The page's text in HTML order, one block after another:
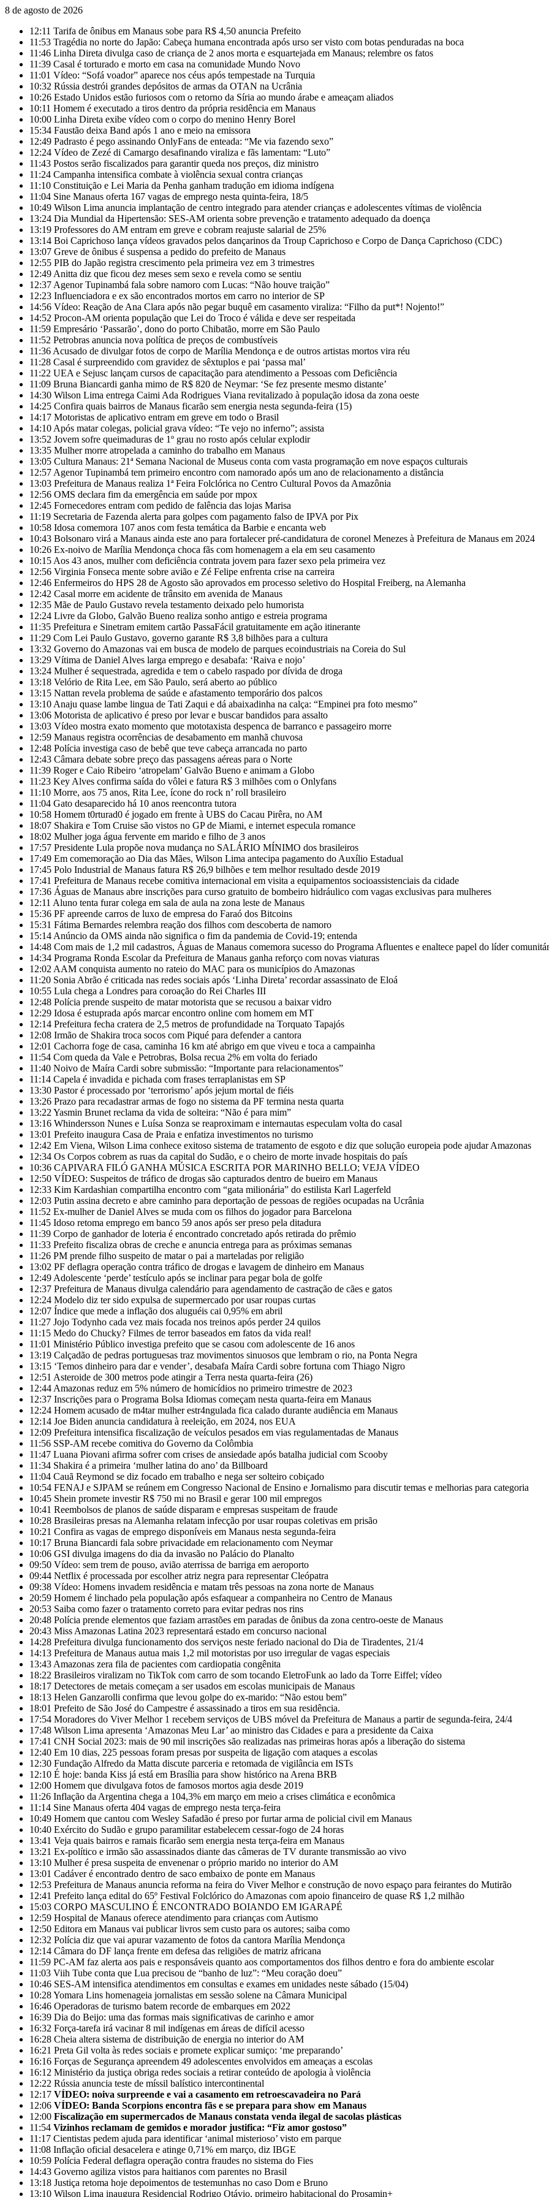
8 de agosto de 2026
12:11 Tarifa de ônibus em Manaus sobe para R$ 4,50 anuncia Prefeito
11:53 Tragédia no norte do Japão: Cabeça humana encontrada após urso ser visto com botas penduradas na boca
11:46 Linha Direta divulga caso de criança de 2 anos morta e esquartejada em Manaus; relembre os fatos
11:39 Casal é torturado e morto em casa na comunidade Mundo Novo
11:01 Vídeo: “Sofá voador” aparece nos céus após tempestade na Turquia
10:32 Rússia destrói grandes depósitos de armas da OTAN na Ucrânia
10:26 Estado Unidos estão furiosos com o retorno da Síria ao mundo árabe e ameaçam aliados
10:11 Homem é executado a tiros dentro da própria residência em Manaus
10:00 Linha Direta exibe vídeo com o corpo do menino Henry Borel
15:34 Faustão deixa Band após 1 ano e meio na emissora
12:49 Padrasto é pego assinando OnlyFans de enteada: “Me via fazendo sexo”
12:24 Vídeo de Zezé di Camargo desafinando viraliza e fãs lamentam: “Luto”
11:43 Postos serão fiscalizados para garantir queda nos preços, diz ministro
11:24 Campanha intensifica combate à violência sexual contra crianças
11:10 Constituição e Lei Maria da Penha ganham tradução em idioma indígena
11:04 Sine Manaus oferta 167 vagas de emprego nesta quinta-feira, 18/5
10:49 Wilson Lima anuncia implantação de centro integrado para atender crianças e adolescentes vítimas de violência
13:24 Dia Mundial da Hipertensão: SES-AM orienta sobre prevenção e tratamento adequado da doença
13:19 Professores do AM entram em greve e cobram reajuste salarial de 25%
13:14 Boi Caprichoso lança vídeos gravados pelos dançarinos da Troup Caprichoso e Corpo de Dança Caprichoso (CDC)
13:07 Greve de ônibus é suspensa a pedido do prefeito de Manaus
12:55 PIB do Japão registra crescimento pela primeira vez em 3 trimestres
12:49 Anitta diz que ficou dez meses sem sexo e revela como se sentiu
12:37 Agenor Tupinambá fala sobre namoro com Lucas: “Não houve traição”
12:23 Influenciadora e ex são encontrados mortos em carro no interior de SP
14:56 Vídeo: Reação de Ana Clara após não pegar buquê em casamento viraliza: “Filho da put*! Nojento!”
14:52 Procon-AM orienta população que Lei do Troco é válida e deve ser respeitada
11:59 Empresário ‘Passarão’, dono do porto Chibatão, morre em São Paulo
11:52 Petrobras anuncia nova política de preços de combustíveis
11:36 Acusado de divulgar fotos de corpo de Marília Mendonça e de outros artistas mortos vira réu
11:28 Casal é surpreendido com gravidez de sêxtuplos e pai ‘passa mal’
11:22 UEA e Sejusc lançam cursos de capacitação para atendimento a Pessoas com Deficiência
11:09 Bruna Biancardi ganha mimo de R$ 820 de Neymar: ‘Se fez presente mesmo distante’
14:30 Wilson Lima entrega Caimi Ada Rodrigues Viana revitalizado à população idosa da zona oeste
14:25 Confira quais bairros de Manaus ficarão sem energia nesta segunda-feira (15)
14:17 Motoristas de aplicativo entram em greve em todo o Brasil
14:10 Após matar colegas, policial grava vídeo: “Te vejo no inferno”; assista
13:52 Jovem sofre queimaduras de 1º grau no rosto após celular explodir
13:35 Mulher morre atropelada a caminho do trabalho em Manaus
13:05 Cultura Manaus: 21ª Semana Nacional de Museus conta com vasta programação em nove espaços culturais
12:57 Agenor Tupinambá tem primeiro encontro com namorado após um ano de relacionamento a distância
13:03 Prefeitura de Manaus realiza 1ª Feira Folclórica no Centro Cultural Povos da Amazônia
12:56 OMS declara fim da emergência em saúde por mpox
12:45 Fornecedores entram com pedido de falência das lojas Marisa
11:19 Secretaria de Fazenda alerta para golpes com pagamento falso de IPVA por Pix
10:58 Idosa comemora 107 anos com festa temática da Barbie e encanta web
10:43 Bolsonaro virá a Manaus ainda este ano para fortalecer pré-candidatura de coronel Menezes à Prefeitura de Manaus em 2024
10:26 Ex-noivo de Marília Mendonça choca fãs com homenagem a ela em seu casamento
10:15 Aos 43 anos, mulher com deficiência contrata jovem para fazer sexo pela primeira vez
12:56 Virginia Fonseca mente sobre avião e Zé Felipe enfrenta crise na carreira
12:46 Enfermeiros do HPS 28 de Agosto são aprovados em processo seletivo do Hospital Freiberg, na Alemanha
12:42 Casal morre em acidente de trânsito em avenida de Manaus
12:35 Mãe de Paulo Gustavo revela testamento deixado pelo humorista
12:24 Livre da Globo, Galvão Bueno realiza sonho antigo e estreia programa
11:35 Prefeitura e Sinetram emitem cartão PassaFácil gratuitamente em ação itinerante
11:29 Com Lei Paulo Gustavo, governo garante R$ 3,8 bilhões para a cultura
13:32 Governo do Amazonas vai em busca de modelo de parques ecoindustriais na Coreia do Sul
13:29 Vítima de Daniel Alves larga emprego e desabafa: ‘Raiva e nojo’
13:24 Mulher é sequestrada, agredida e tem o cabelo raspado por dívida de droga
13:18 Velório de Rita Lee, em São Paulo, será aberto ao público
13:15 Nattan revela problema de saúde e afastamento temporário dos palcos
13:10 Anaju quase lambe lingua de Tati Zaqui e dá abaixadinha na calça: “Empinei pra foto mesmo”
13:06 Motorista de aplicativo é preso por levar e buscar bandidos para assalto
13:03 Vídeo mostra exato momento que mototaxista despenca de barranco e passageiro morre
12:59 Manaus registra ocorrências de desabamento em manhã chuvosa
12:48 Polícia investiga caso de bebê que teve cabeça arrancada no parto
12:43 Câmara debate sobre preço das passagens aéreas para o Norte
11:39 Roger e Caio Ribeiro ‘atropelam’ Galvão Bueno e animam a Globo
11:23 Key Alves confirma saída do vôlei e fatura R$ 3 milhões com o Onlyfans
11:10 Morre, aos 75 anos, Rita Lee, ícone do rock n’ roll brasileiro
11:04 Gato desaparecido há 10 anos reencontra tutora
10:58 Homem t0rturad0 é jogado em frente à UBS do Cacau Pirêra, no AM
18:07 Shakira e Tom Cruise são vistos no GP de Miami, e internet especula romance
18:02 Mulher joga água fervente em marido e filho de 3 anos
17:57 Presidente Lula propõe nova mudança no SALÁRIO MÍNIMO dos brasileiros
17:49 Em comemoração ao Dia das Mães, Wilson Lima antecipa pagamento do Auxílio Estadual
17:45 Polo Industrial de Manaus fatura R$ 26,9 bilhões e tem melhor resultado desde 2019
17:41 Prefeitura de Manaus recebe comitiva internacional em visita a equipamentos socioassistenciais da cidade
17:36 Águas de Manaus abre inscrições para curso gratuito de bombeiro hidráulico com vagas exclusivas para mulheres
12:11 Aluno tenta furar colega em sala de aula na zona leste de Manaus
15:36 PF apreende carros de luxo de empresa do Faraó dos Bitcoins
15:31 Fátima Bernardes relembra reação dos filhos com descoberta de namoro
15:14 Anúncio da OMS ainda não significa o fim da pandemia de Covid-19; entenda
14:48 Com mais de 1,2 mil cadastros, Águas de Manaus comemora sucesso do Programa Afluentes e enaltece papel do líder
14:34 Programa Ronda Escolar da Prefeitura de Manaus ganha reforço com novas viaturas
12:02 AAM conquista aumento no rateio do MAC para os municípios do Amazonas
11:20 Sonia Abrão é criticada nas redes sociais após ‘Linha Direta’ recordar assassinato de Eloá
10:55 Lula chega a Londres para coroação do Rei Charles III
12:48 Polícia prende suspeito de matar motorista que se recusou a baixar vidro
12:29 Idosa é estuprada após marcar encontro online com homem em MT
12:14 Prefeitura fecha cratera de 2,5 metros de profundidade na Torquato Tapajós
12:08 Irmão de Shakira troca socos com Piqué para defender a cantora
12:01 Cachorra foge de casa, caminha 16 km até abrigo em que viveu e toca a campainha
11:54 Com queda da Vale e Petrobras, Bolsa recua 2% em volta do feriado
11:40 Noivo de Maíra Cardi sobre submissão: “Importante para relacionamentos”
11:14 Capela é invadida e pichada com frases terraplanistas em SP
13:30 Pastor é processado por ‘terrorismo’ após jejum mortal de fiéis
13:26 Prazo para recadastrar armas de fogo no sistema da PF termina nesta quarta
13:22 Yasmin Brunet reclama da vida de solteira: “Não é para mim”
13:16 Whindersson Nunes e Luísa Sonza se reaproximam e internautas especulam volta do casal
13:01 Prefeito inaugura Casa de Praia e enfatiza investimentos no turismo
12:42 Em Viena, Wilson Lima conhece exitoso sistema de tratamento de esgoto e diz que solução europeia pode ajudar Amazonas
12:34 Os Corpos cobrem as ruas da capital do Sudão, e o cheiro de morte invade hospitais do país
10:36 CAPIVARA FILÓ GANHA MÚSICA ESCRITA POR MARINHO BELLO; VEJA VÍDEO
12:50 VÍDEO: Suspeitos de tráfico de drogas são capturados dentro de bueiro em Manaus
12:33 Kim Kardashian compartilha encontro com “gata milionária” do estilista Karl Lagerfeld
12:03 Putin assina decreto e abre caminho para deportação de pessoas de regiões ocupadas na Ucrânia
11:52 Ex-mulher de Daniel Alves se muda com os filhos do jogador para Barcelona
11:45 Idoso retoma emprego em banco 59 anos após ser preso pela ditadura
11:39 Corpo de ganhador de loteria é encontrado concretado após retirada do prêmio
11:33 Prefeito fiscaliza obras de creche e anuncia entrega para as próximas semanas
11:26 PM prende filho suspeito de matar o pai a marteladas por religião
13:02 PF deflagra operação contra tráfico de drogas e lavagem de dinheiro em Manaus
12:49 Adolescente ‘perde’ testículo após se inclinar para pegar bola de golfe
12:37 Prefeitura de Manaus divulga calendário para agendamento de castração de cães e gatos
12:24 Modelo diz ter sido expulsa de supermercado por usar roupas curtas
12:07 Índice que mede a inflação dos aluguéis cai 0,95% em abril
11:27 Jojo Todynho cada vez mais focada nos treinos após perder 24 quilos
11:15 Medo do Chucky? Filmes de terror baseados em fatos da vida real!
11:01 Ministério Público investiga prefeito que se casou com adolescente de 16 anos
13:19 Calçadão de pedras portuguesas traz movimentos sinuosos que lembram o rio, na Ponta Negra
13:15 ‘Temos dinheiro para dar e vender’, desabafa Maíra Cardi sobre fortuna com Thiago Nigro
12:51 Asteroide de 300 metros pode atingir a Terra nesta quarta-feira (26)
12:44 Amazonas reduz em 5% número de homicídios no primeiro trimestre de 2023
12:37 Inscrições para o Programa Bolsa Idiomas começam nesta quarta-feira em Manaus
12:24 Homem acusado de m4tar mulher estr4ngulada fica calado durante audiência em Manaus
12:14 Joe Biden anuncia candidatura à reeleição, em 2024, nos EUA
12:09 Prefeitura intensifica fiscalização de veículos pesados em vias regulamentadas de Manaus
11:56 SSP-AM recebe comitiva do Governo da Colômbia
11:47 Luana Piovani afirma sofrer com crises de ansiedade após batalha judicial com Scooby
11:34 Shakira é a primeira ‘mulher latina do ano’ da Billboard
11:04 Cauã Reymond se diz focado em trabalho e nega ser solteiro cobiçado
10:54 FENAJ e SJPAM se reúnem em Congresso Nacional de Ensino e Jornalismo para discutir temas e melhorias para categoria
10:45 Shein promete investir R$ 750 mi no Brasil e gerar 100 mil empregos
10:41 Reembolsos de planos de saúde disparam e empresas suspeitam de fraude
10:28 Brasileiras presas na Alemanha relatam infecção por usar roupas coletivas em prisão
10:21 Confira as vagas de emprego disponíveis em Manaus nesta segunda-feira
10:17 Bruna Biancardi fala sobre privacidade em relacionamento com Neymar
10:06 GSI divulga imagens do dia da invasão no Palácio do Planalto
09:50 Vídeo: sem trem de pouso, avião aterrissa de barriga em aeroporto
09:44 Netflix é processada por escolher atriz negra para representar Cleópatra
09:38 Vídeo: Homens invadem residência e matam três pessoas na zona norte de Manaus
20:59 Homem é linchado pela população após esfaquear a companheira no Centro de Manaus
20:53 Saiba como fazer o tratamento correto para evitar pedras nos rins
20:48 Polícia prende elementos que faziam arrastões em paradas de ônibus da zona centro-oeste de Manaus
20:43 Miss Amazonas Latina 2023 representará estado em concurso nacional
14:28 Prefeitura divulga funcionamento dos serviços neste feriado nacional do Dia de Tiradentes, 21/4
14:13 Prefeitura de Manaus autua mais 1,2 mil motoristas por uso irregular de vagas especiais
13:43 Amazonas zera fila de pacientes com cardiopatia congênita
18:22 Brasileiros viralizam no TikTok com carro de som tocando EletroFunk ao lado da Torre Eiffel; vídeo
18:17 Detectores de metais começam a ser usados em escolas municipais de Manaus
18:13 Helen Ganzarolli confirma que levou golpe do ex-marido: “Não estou bem”
18:01 Prefeito de São José do Campestre é assassinado a tiros em sua residência.
17:54 Moradores do Viver Melhor 1 recebem serviços de UBS móvel da Prefeitura de Manaus a partir de segunda-feira, 24/4
17:48 Wilson Lima apresenta ‘Amazonas Meu Lar’ ao ministro das Cidades e para a presidente da Caixa
17:41 CNH Social 2023: mais de 90 mil inscrições são realizadas nas primeiras horas após a liberação do sistema
12:40 Em 10 dias, 225 pessoas foram presas por suspeita de ligação com ataques a escolas
12:30 Fundação Alfredo da Matta discute parceria e retomada de vigilância em ISTs
12:10 É hoje: banda Kiss já está em Brasília para show histórico na Arena BRB
12:00 Homem que divulgava fotos de famosos mortos agia desde 2019
11:26 Inflação da Argentina chega a 104,3% em março em meio a crises climática e econômica
11:14 Sine Manaus oferta 404 vagas de emprego nesta terça-feira
10:49 Homem que cantou com Wesley Safadão é preso por furtar arma de policial civil em Manaus
10:40 Exército do Sudão e grupo paramilitar estabelecem cessar-fogo de 24 horas
13:41 Veja quais bairros e ramais ficarão sem energia nesta terça-feira em Manaus
13:21 Ex-político e irmão são assassinados diante das câmeras de TV durante transmissão ao vivo
13:10 Mulher é presa suspeita de envenenar o próprio marido no interior do AM
13:01 Cadáver é encontrado dentro de saco embaixo de ponte em Manaus
12:53 Prefeitura de Manaus anuncia reforma na feira do Viver Melhor e construção de novo espaço para feirantes do Mutirão
12:41 Prefeito lança edital do 65º Festival Folclórico do Amazonas com apoio financeiro de quase R$ 1,2 milhão
15:03 CORPO MASCULINO É ENCONTRADO BOIANDO EM IGARAPÉ
12:59 Hospital de Manaus oferece atendimento para crianças com Autismo
12:50 Editora em Manaus vai publicar livros sem custo para os autores; saiba como
12:32 Polícia diz que vai apurar vazamento de fotos da cantora Marília Mendonça
12:14 Câmara do DF lança frente em defesa das religiões de matriz africana
11:59 PC-AM faz alerta aos pais e responsáveis quanto aos comportamentos dos filhos dentro e fora do ambiente escolar
11:03 Viih Tube conta que Lua precisou de “banho de luz”: “Meu coração doeu”
10:46 SES-AM intensifica atendimentos em consultas e exames em unidades neste sábado (15/04)
10:28Yomara Lins homenageia jornalistas em sessão solene na Câmara Municipal
16:46 Operadoras de turismo batem recorde de embarques em 2022
16:39 Dia do Beijo: uma das formas mais significativas de carinho e amor
16:32 Força-tarefa irá vacinar 8 mil indígenas em áreas de difícil acesso
16:28 Cheia altera sistema de distribuição de energia no interior do AM
16:21 Preta Gil volta às redes sociais e promete explicar sumiço: ‘me preparando’
16:16 Forças de Segurança apreendem 49 adolescentes envolvidos em ameaças a escolas
16:12 Ministério da justiça obriga redes sociais a retirar conteúdo de apologia à violência
12:22 Rússia anuncia teste de míssil balístico intercontinental
12:17 VÍDEO: noiva surpreende e vai a casamento em retroescavadeira no Pará
12:06 VÍDEO: Banda Scorpions encontra fãs e se prepara para show em Manaus
12:00 Fiscalização em supermercados de Manaus constata venda ilegal de sacolas plásticas
11:54 Vizinhos reclamam de gemidos e morador justifica: “Fiz amor gostoso”
11:17 Cientistas pedem ajuda para identificar ‘animal misterioso’ visto em parque
11:08 Inflação oficial desacelera e atinge 0,71% em março, diz IBGE
10:59 Polícia Federal deflagra operação contra fraudes no sistema do Fies
14:43 Governo agiliza vistos para haitianos com parentes no Brasil
13:18 Justiça retoma hoje depoimentos de testemunhas no caso Dom e Bruno
13:10 Wilson Lima inaugura Residencial Rodrigo Otávio, primeiro habitacional do Prosamin+